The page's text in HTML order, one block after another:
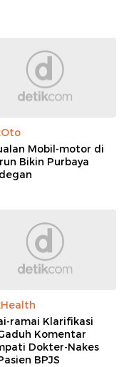
Mobil-motor di
Bikin Purbaya
ramai Klarifikasi
Komentar
Dokter-Nakes
BPJS